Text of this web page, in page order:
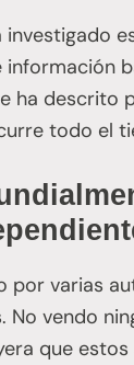
ha descrito
todo el
por varias
No vendo
que